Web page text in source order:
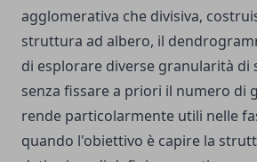
agglomerativa che divisiva,
struttura ad albero, il
di esplorare diverse granularità di
senza fissare a priori il numero di
rende particolarmente utili nelle
quando l'obiettivo è capire la